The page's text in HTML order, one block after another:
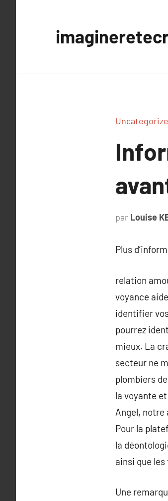
par Louise
Plus
relation
voyance
identifier
pourrez
mieux. La
secteur ne
plombiers
la voyante
Angel, notre
Pour la
la
ainsi que
Une